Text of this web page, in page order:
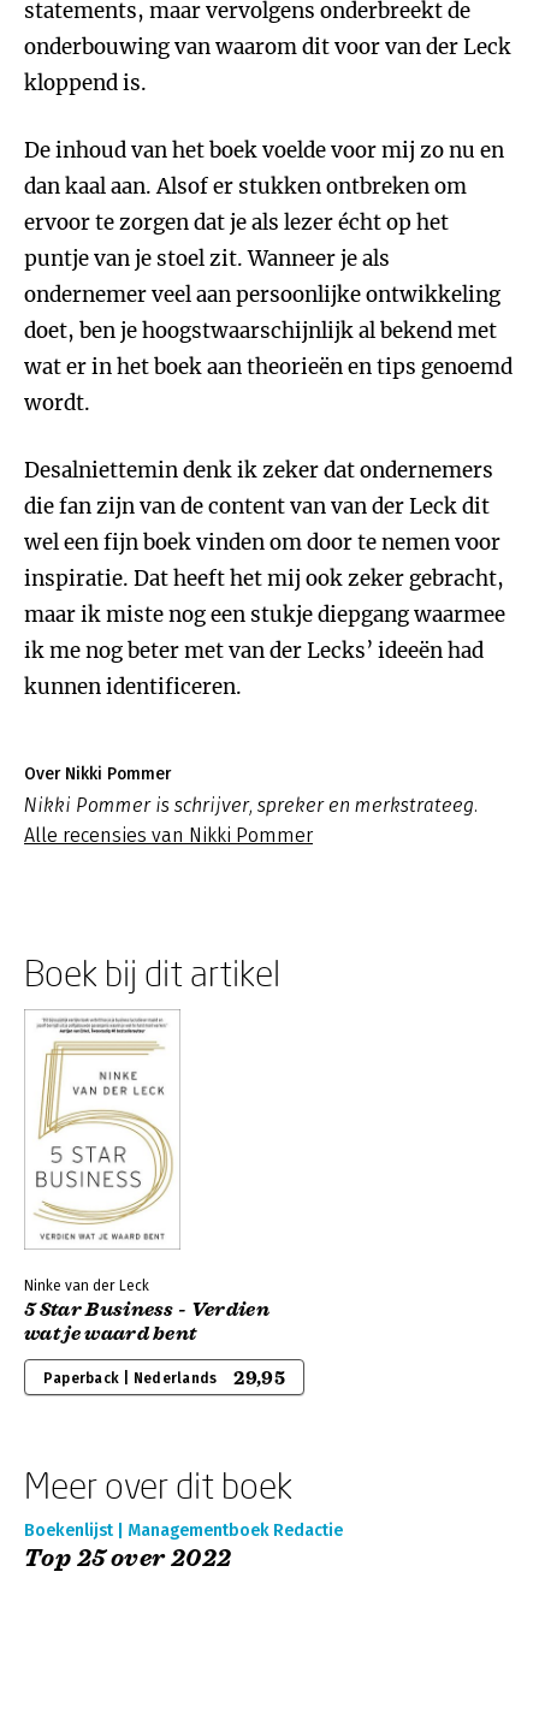
statements, maar vervolgens onderbreekt de
onderbouwing van waarom dit voor van der Leck
kloppend is.
De inhoud van het boek voelde voor mij zo nu en
dan kaal aan. Alsof er stukken ontbreken om
ervoor te zorgen dat je als lezer écht op het
puntje van je stoel zit. Wanneer je als
ondernemer veel aan persoonlijke ontwikkeling
doet, ben je hoogstwaarschijnlijk al bekend met
wat er in het boek aan theorieën en tips genoemd
wordt.
Desalniettemin denk ik zeker dat ondernemers
die fan zijn van de content van van der Leck dit
wel een fijn boek vinden om door te nemen voor
inspiratie. Dat heeft het mij ook zeker gebracht,
maar ik miste nog een stukje diepgang waarmee
ik me nog beter met van der Lecks’ ideeën had
kunnen identificeren.
Over Nikki Pommer
Nikki Pommer is schrijver, spreker en merkstrateeg.
Alle recensies van Nikki Pommer
Boek bij dit artikel
Ninke van der Leck
5 Star Business - Verdien
wat je waard bent
Paperback | Nederlands 29,95
Meer over dit boek
Boekenlijst | Managementboek Redactie
Top 25 over 2022